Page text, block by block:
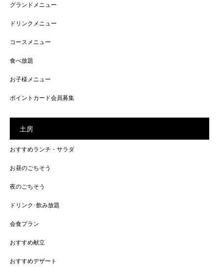
グランドメニュー
ドリンクメニュー
コースメニュー
食べ放題
お子様メニュー
ポイントカード会員募集
土房
おすすめランチ・サラダ
お昼のごちそう
夜のごちそう
ドリンク･飲み放題
会食プラン
おすすめ献立
おすすめデザート